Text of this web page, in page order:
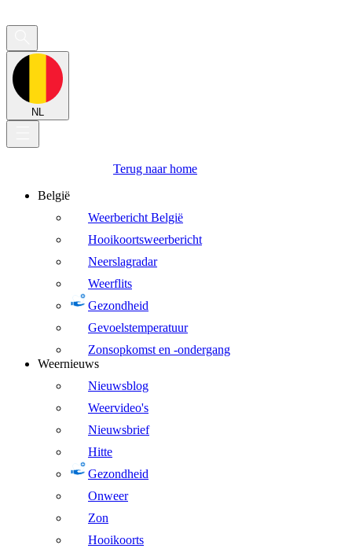
NL
Terug naar home
België
Weerbericht België
Hooikoortsweerbericht
Neerslagradar
Weerflits
Gezondheid
Gevoelstemperatuur
Zonsopkomst en -ondergang
Weernieuws
Nieuwsblog
Weervideo's
Nieuwsbrief
Hitte
Gezondheid
Onweer
Zon
Hooikoorts